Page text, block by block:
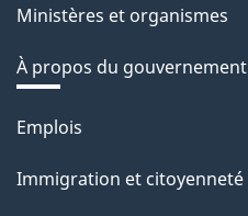
Ministères et organismes
À propos du gouvernement
Thèmes
sujets
Emplois
Immigration et citoyenneté